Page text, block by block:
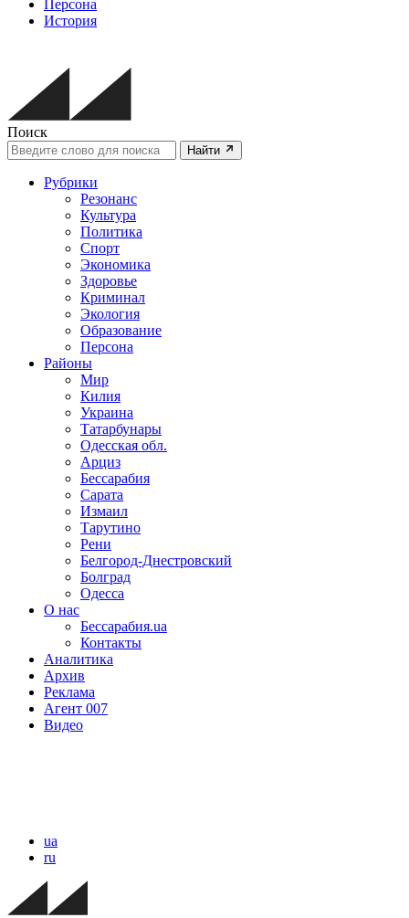
Персона
История
Поиск
Найти
Рубрики
Резонанс
Культура
Политика
Спорт
Экономика
Здоровье
Криминал
Экология
Образование
Персона
Районы
Мир
Килия
Украина
Татарбунары
Одесская обл.
Арциз
Бессарабия
Сарата
Измаил
Тарутино
Рени
Белгород-Днестровский
Болград
Одесса
О нас
Бессарабия.ua
Контакты
Аналитика
Архив
Реклама
Агент 007
Видео
ua
ru